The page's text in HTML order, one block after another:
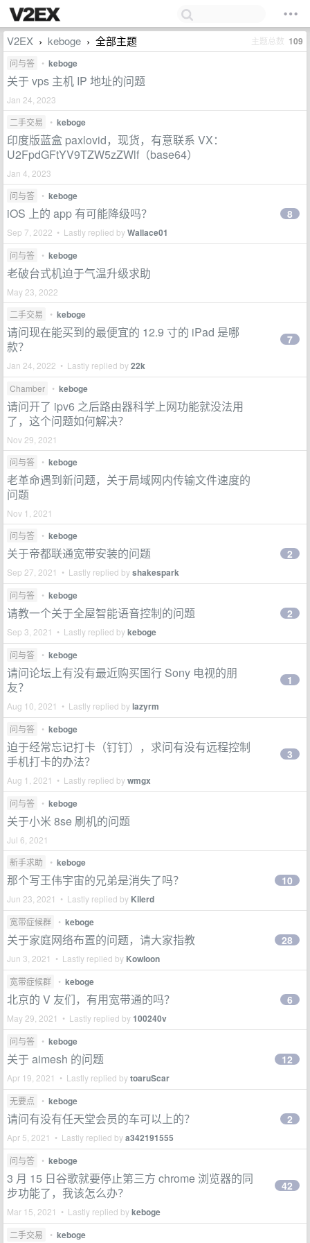
V2EX › keboge › 全部主题 主题总数 109
问与答 • keboge
关于 vps 主机 IP 地址的问题
Jan 24, 2023
二手交易
• keboge
印度版蓝盒 paxlovid，现货，有意联系 VX：
U2FpdGFtYV9TZW5zZWlf（base64）
Jan 4, 2023
问与答
• keboge
iOS 上的 app 有可能降级吗？
Sep 7, 2022 • Lastly replied byWallace01
8
问与答 • keboge
老破台式机迫于气温升级求助
May 23, 2022
二手交易
• keboge
请问现在能买到的最便宜的 12.9 寸的 iPad 是哪
款？
Jan 24, 2022 • Lastly replied by22k
7
Chamber • keboge
请问开了 ipv6 之后路由器科学上网功能就没法用
了，这个问题如何解决？
Nov 29, 2021
问与答
• keboge
老革命遇到新问题，关于局域网内传输文件速度的
问题
Nov 1, 2021
问与答
• keboge
关于帝都联通宽带安装的问题
Sep 27, 2021 • Lastly replied byshakespark
2
问与答 • keboge
请教一个关于全屋智能语音控制的问题
Sep 3, 2021 • Lastly replied bykeboge
2
问与答 • keboge
请问论坛上有没有最近购买国行 Sony 电视的朋
友？
Aug 10, 2021 • Lastly replied bylazyrm
1
问与答 • keboge
迫于经常忘记打卡（钉钉），求问有没有远程控制
手机打卡的办法？
Aug 1, 2021 • Lastly replied bywmgx
3
问与答 • keboge
关于小米 8se 刷机的问题
Jul 6, 2021
新手求助
• keboge
那个写王伟宇宙的兄弟是消失了吗？
Jun 23, 2021 • Lastly replied by Kilerd
10
宽带症候群 • keboge
关于家庭网络布置的问题，请大家指教
Jun 3, 2021 • Lastly replied by Kowloon
28
宽带症候群 • keboge
北京的 V 友们，有用宽带通的吗？
May 29, 2021 • Lastly replied by100240v
6
问与答 • keboge
关于 aimesh 的问题
Apr 19, 2021 • Lastly replied bytoaruScar
12
无要点 • keboge
请问有没有任天堂会员的车可以上的？
Apr 5, 2021 • Lastly replied bya342191555
2
问与答 • keboge
3 月 15 日谷歌就要停止第三方 chrome 浏览器的同
步功能了，我该怎么办？
Mar 15, 2021 • Lastly replied bykeboge
42
二手交易 • keboge